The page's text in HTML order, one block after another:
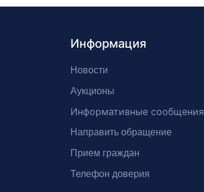
Информация
Новости
Аукционы
Информативные сообщения
Направить обращение
Прием граждан
Телефон доверия